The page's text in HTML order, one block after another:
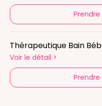
Thérapeutique Bain
Voir le détail >